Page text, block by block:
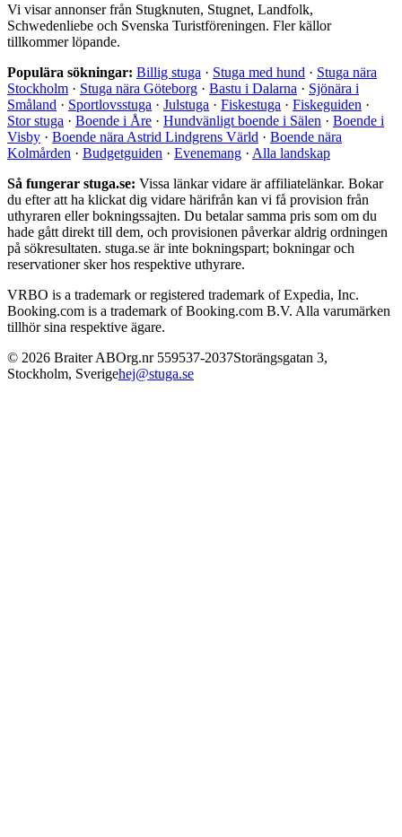
Vi visar annonser från Stugknuten, Stugnet, Landfolk,
Schwedenliebe och Svenska Turistföreningen. Fler källor
tillkommer löpande.
Populära sökningar: Billig stuga · Stuga med hund · Stuga nära
Stockholm · Stuga nära Göteborg · Bastu i Dalarna · Sjönära i
Småland · Sportlovsstuga · Julstuga · Fiskestuga · Fiskeguiden ·
Stor stuga · Boende i Åre · Hundvänligt boende i Sälen · Boende i
Visby · Boende nära Astrid Lindgrens Värld · Boende nära
Kolmården · Budgetguiden · Evenemang · Alla landskap
Så fungerar stuga.se: Vissa länkar vidare är affiliatelänkar. Bokar
du efter att ha klickat dig vidare härifrån kan vi få provision från
uthyraren eller bokningssajten. Du betalar samma pris som om du
hade gått direkt till dem, och provisionen påverkar aldrig ordningen
på sökresultaten. stuga.se är inte bokningspart; bokningar och
reservationer sker hos respektive uthyrare.
VRBO is a trademark or registered trademark of Expedia, Inc.
Booking.com is a trademark of Booking.com B.V. Alla varumärken
tillhör sina respektive ägare.
© 2026 Braiter ABOrg.nr 559537-2037Storängsgatan 3,
Stockholm, Sverigehej@stuga.se